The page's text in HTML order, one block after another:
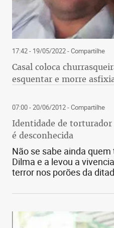
17:42 - 19/05/2022- Compartilhe
Casal coloca
esquentar e morre
07:00 - 20/06/2012- Compartilhe
Identidade de torturador
é desconhecida
Não se sabe ainda
Dilma e a levou a
terror nos porões da